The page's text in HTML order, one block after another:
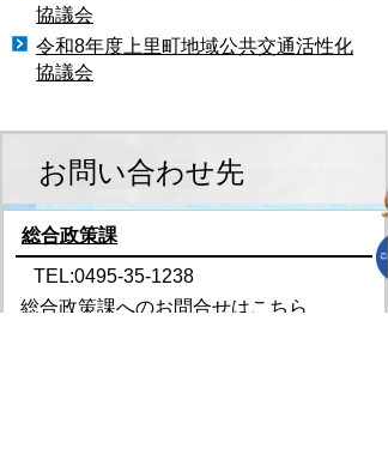
協議会
令和8年度上里町地域公共交通活性化
協議会
お問い合わせ先
総合政策課
TEL:0495-35-1238
総合政策課へのお問合せはこちら